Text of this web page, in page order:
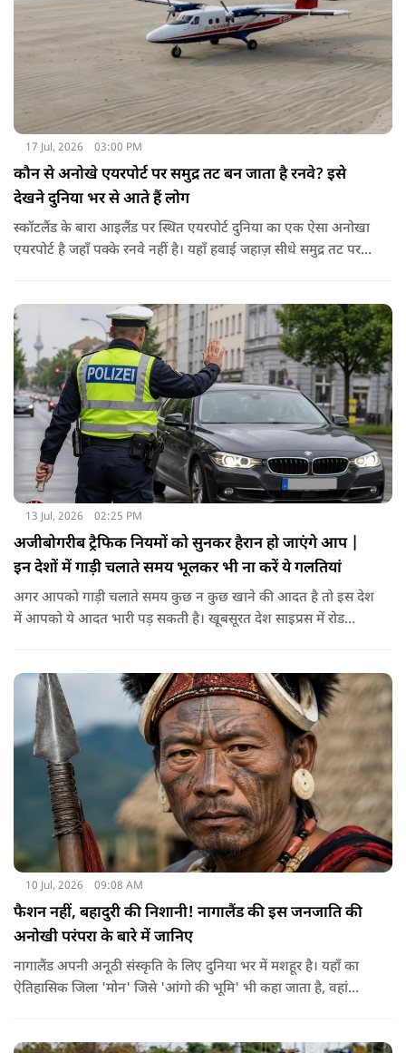
सिटी' का खिताब भी मिला हुआ है।
17 Jul, 2026 03:00 PM
कौन से अनोखे एयरपोर्ट पर समुद्र तट बन जाता है रनवे? इसे
देखने दुनिया भर से आते हैं लोग
स्कॉटलैंड के बारा आइलैंड पर स्थित एयरपोर्ट दुनिया का एक ऐसा अनोखा
एयरपोर्ट है जहाँ पक्के रनवे नहीं है। यहाँ हवाई जहाज़ सीधे समुद्र तट पर
ही रनवे का काम करता है।
13 Jul, 2026 02:25 PM
अजीबोगरीब ट्रैफिक नियमों को सुनकर हैरान हो जाएंगे आप |
इन देशों में गाड़ी चलाते समय भूलकर भी ना करें ये गलतियां
अगर आपको गाड़ी चलाते समय कुछ न कुछ खाने की आदत है तो इस देश
में आपको ये आदत भारी पड़ सकती है। खूबसूरत देश साइप्रस में रोड
होना चाहिए। इसीलिए ड्राइविंग करते समय कुछ भी खाना पीना यहाँ मना
है। अगर आप ऐसा करते हैं तो आपको फाइन भरना पड़ सकता है।
10 Jul, 2026 09:08 AM
फैशन नहीं, बहादुरी की निशानी! नागालैंड की इस जनजाति की
अनोखी परंपरा के बारे में जानिए
नागालैंड अपनी अनूठी संस्कृति के लिए दुनिया भर में मशहूर है। यहाँ का
ऐतिहासिक जिला 'मोन' जिसे 'आंगो की भूमि' भी कहा जाता है, वहां